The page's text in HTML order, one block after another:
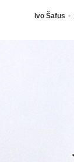
Ivo Šafus